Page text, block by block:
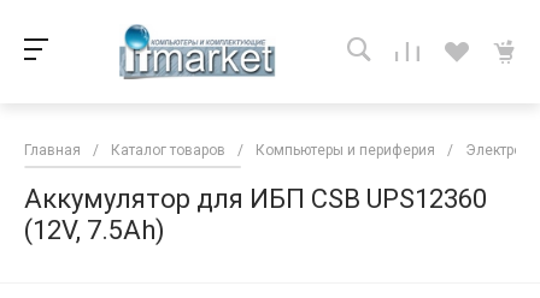
Главная / Каталог товаров / Компьютеры и периферия /
Аккумулятор для ИБП CSB UPS12360
(12V, 7.5Ah)